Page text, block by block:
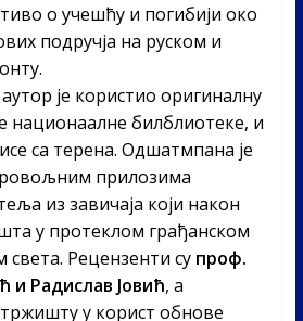
о учешћу и погибији око
подручја на руском и
је користио оригиналну
национаалне билблиотеке, и
са терена. Одшатмпана је
прилозима
из завичаја који након
у протеклом грађанском
Рецензенти су проф.
и Радислав Јовић, а
у корист обнове